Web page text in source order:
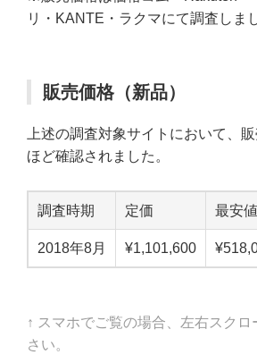
リ・KANTE・ラクマにて調査しま
販売価格（新品）
上述の調査対象サイトにおいて、
ほど確認されました。
調査時期 定価 最安値
2018年8月 ¥1,101,600
↑ スマホでご覧の場合、左右スク
さい。